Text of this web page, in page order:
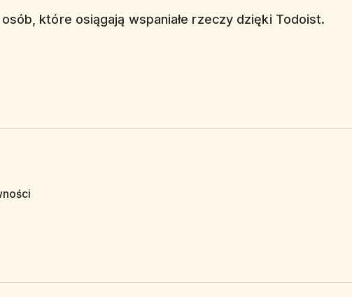
osób, które osiągają wspaniałe rzeczy dzięki Todoist.